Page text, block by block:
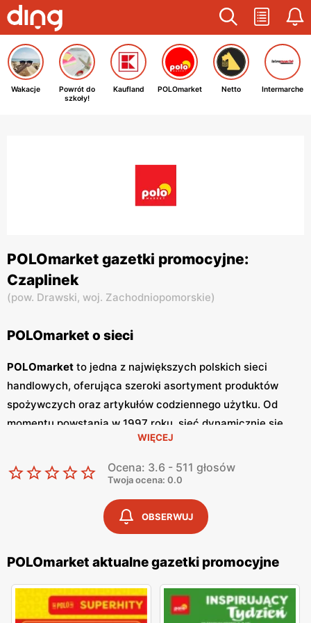
Wakacje
Powrót do
szkoły!
Kaufland POLOmarket Netto Intermarche
POLOmarket gazetki promocyjne:
Czaplinek
(pow. Drawski, woj. Zachodniopomorskie)
POLOmarket o sieci
POLOmarket to jedna z największych polskich sieci
handlowych, oferująca szeroki asortyment produktów
spożywczych oraz artykułów codziennego użytku. Od
momentu powstania w 1997 roku, sieć dynamicznie się
rozwija, zdobywając zaufanie klientów dzięki wysokiej
jakości produktom oraz konkurencyjnym cenom.
POLOmarketstawia na polskość, współpracując z
lokalnymi dostawcami i producentami, co przekłada się na
świeżość i jakość oferowanych towarów. Jednym z
kluczowych narzędzi marketingowych
regularnie wydawane
gazetki promocyjne
. Sieć publikuje
co tydzień, co pozwala klientom być na bieżąco z
najnowszymipromocjamii okazjami. Wgazetkach
znajdują się informacje o obniżkach cen na wybrane
WIĘCEJ
Ocena: 3.6 - 511 głosów
Twoja ocena: 0.0
OBSERWUJ
POLOmarket aktualne gazetki promocyjne